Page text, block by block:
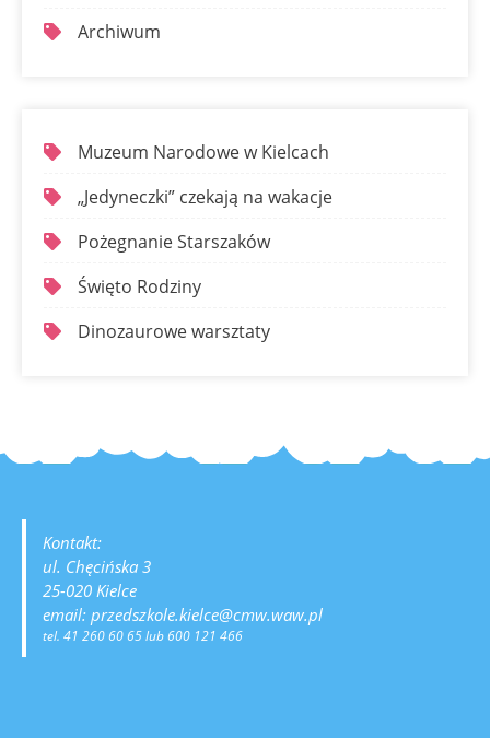
Archiwum
Muzeum Narodowe w Kielcach
„Jedyneczki” czekają na wakacje
Pożegnanie Starszaków
Święto Rodziny
Dinozaurowe warsztaty
Kontakt:
ul. Chęcińska 3
25-020 Kielce
email: przedszkole.kielce@cmw.waw.pl
tel. 41 260 60 65 lub 600 121 466